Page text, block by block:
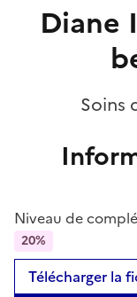
Diane
Soins
Niveau de
20%
Télécharger la